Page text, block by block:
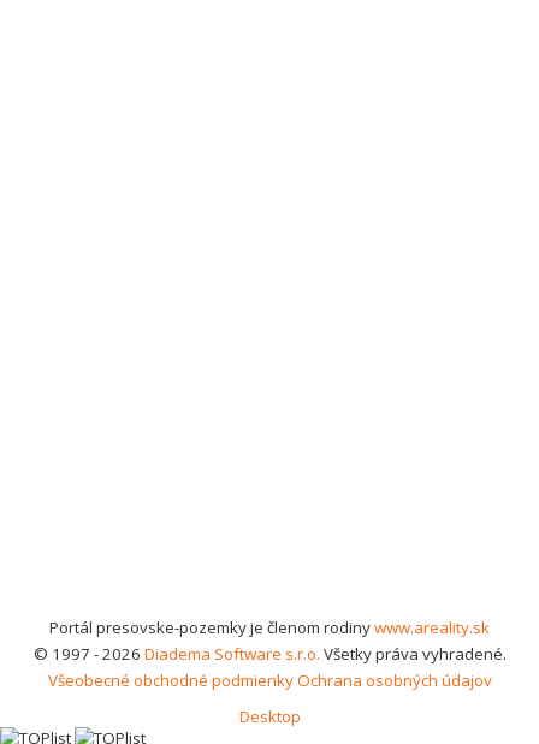
Portál presovske-pozemky je členom rodinywww.areality.sk
© 1997 - 2026 Diadema Software s.r.o. Všetky práva vyhradené.
Všeobecné obchodné podmienkyOchrana osobných údajov
Desktop